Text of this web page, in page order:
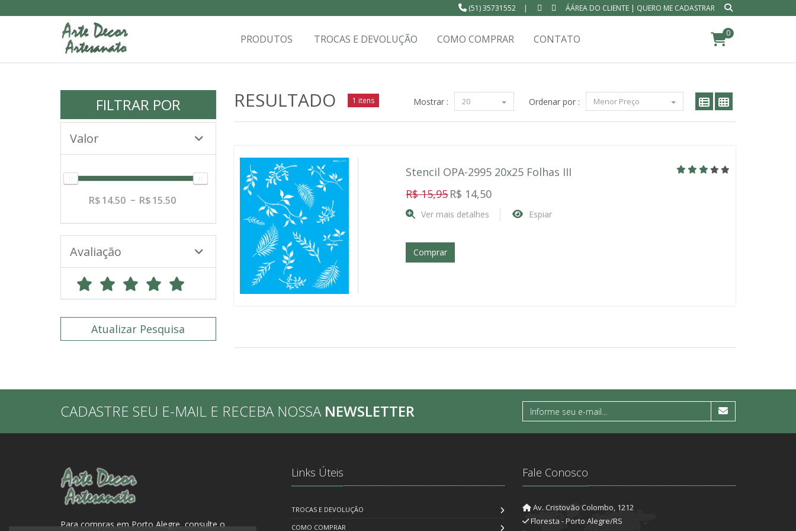
(51) 35731552 | ÁÁREA DO CLIENTE | QUERO ME CADASTRAR
0
PRODUTOS TROCAS E DEVOLUÇÃO COMO COMPRAR CONTATO
FILTRAR POR
Valor
14.50 15.50
Avaliação
Atualizar Pesquisa
RESULTADO 1 itens Ordenar por : Menor Preço
Mostrar : 20
Stencil OPA-2995 20x25 Folhas III
R$ 15,95R$ 14,50
Ver mais detalhes Espiar
Comprar
CADASTRE SEU E-MAIL E RECEBA NOSSA NEWSLETTER
Para compras em Porto Alegre, consulte o
Links Úteis
TROCAS E DEVOLUÇÃO
COMO COMPRAR
Fale Conosco
Av. Cristovão Colombo, 1212
Floresta - Porto Alegre/RS